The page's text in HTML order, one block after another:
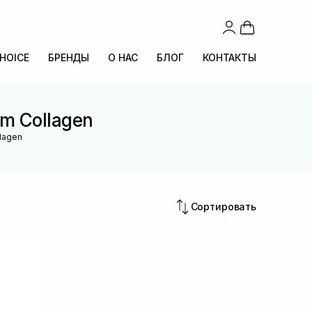
БРЕНДЫ О НАС БЛОГ КОНТАКТЫ
Collagen
Сортировать